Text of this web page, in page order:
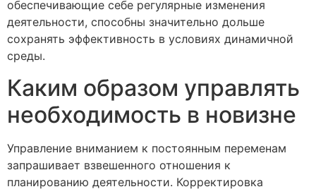
обеспечивающие себе регулярные изменения
деятельности, способны значительно дольше
сохранять эффективность в условиях динамичной
среды.
Каким образом управлять
необходимость в новизне
Управление вниманием к постоянным переменам
запрашивает взвешенного отношения к
планированию деятельности. Корректировка